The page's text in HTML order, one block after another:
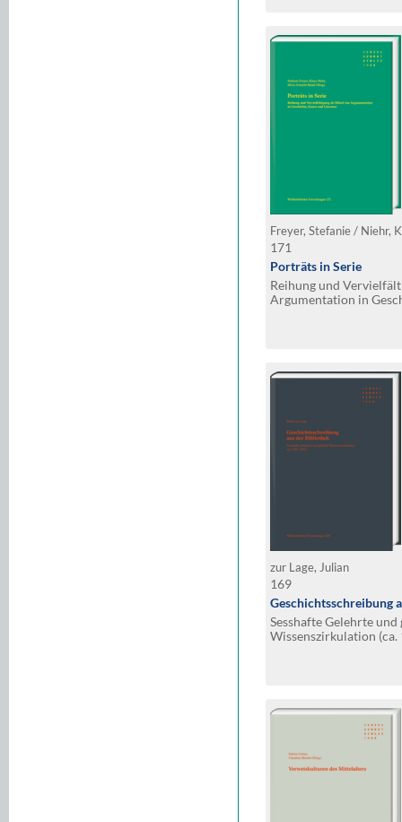
171
Porträts in Serie
Reihung und
Argumentation in
zur Lage, Julian
169
Geschichtsschreibung
Sesshafte Gelehrte und
Wissenszirkulation